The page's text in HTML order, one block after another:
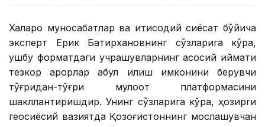
Халқаро муносабатлар ва иқтисодий сиёсат бўйича
эксперт Ерик Батирхановнинг сўзларига кўра,
ушбу форматдаги учрашувларнинг асосий қиймати
тезкор қарорлар қабул қилиш имконини берувчи
тўғридан-тўғри мулоқот платформасини
шакллантиришдир. Унинг сўзларига кўра, ҳозирги
геосиёсий вазиятда Қозоғистоннинг мослашувчан